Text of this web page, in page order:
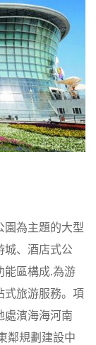
園為主題的大型
城、酒店式公
能區構成.為游
式旅游服務。項
處濱海海河南
鄰規劃建設中